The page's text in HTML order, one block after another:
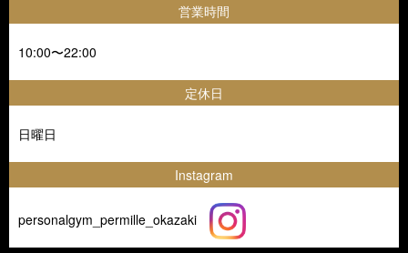
営業時間
10:00〜22:00
定休日
日曜日
Instagram
personalgym_permille_okazaki